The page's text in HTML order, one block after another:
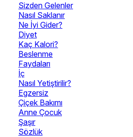
Sizden Gelenler
Nasıl Saklanır
Ne İyi Gider?
Diyet
Kaç Kalori?
Beslenme
Faydaları
İç
Nasıl Yetiştirilir?
Egzersiz
Çiçek Bakımı
Anne Çocuk
Şaşır
Sözlük